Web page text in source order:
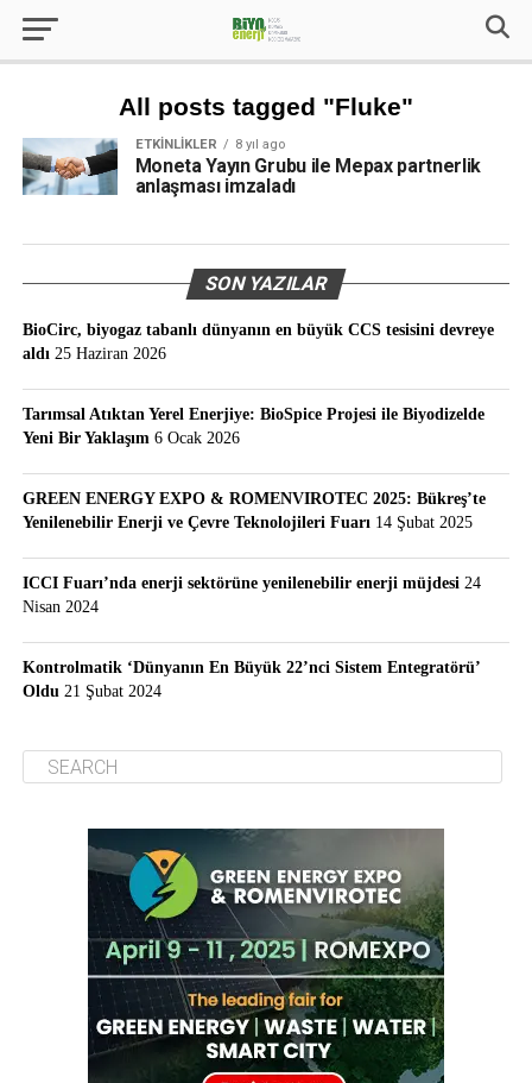
All posts tagged "Fluke"
ETKINLIKLER 8 yıl ago
Moneta Yayın Grubu ile Mepax partnerlik
anlaşması imzaladı
SON YAZILAR
BioCirc, biyogaz tabanlı dünyanın en büyük CCS tesisini devreye
aldı 25 Haziran 2026
Tarımsal Atıktan Yerel Enerjiye: BioSpice Projesi ile Biyodizelde
Yeni Bir Yaklaşım 6 Ocak 2026
GREEN ENERGY EXPO & ROMENVIROTEC 2025: Bükreş’te
Yenilenebilir Enerji ve Çevre Teknolojileri Fuarı 14 Şubat 2025
ICCI Fuarı’nda enerji sektörüne yenilenebilir enerji müjdesi 24
Nisan 2024
Kontrolmatik ‘Dünyanın En Büyük 22’nci Sistem Entegratörü’
Oldu 21 Şubat 2024